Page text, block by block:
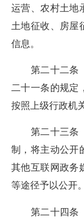
运营、农村土地
土地征收、房屋
信息。
第二十二条
二十一条的规定
按照上级行政机
第二十三条
制，将主动公开
其他互联网政务
等途径予以公开。
第二十四条